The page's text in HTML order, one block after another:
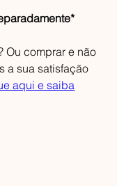
Ou comprar e não
a sua satisfação
aqui e saiba